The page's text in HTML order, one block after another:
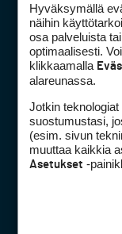
Hyväksymällä
näihin
osa palveluista
optimaalisesti.
klikkaamalla
alareunassa.
Jotkin
suostumustasi,
(esim. sivun
muuttaa kaikkia
Asetukset -